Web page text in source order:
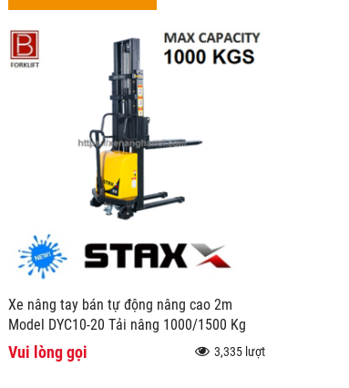
Xe nâng tay bán tự động nâng cao 2m
Model DYC10-20 Tải nâng 1000/1500 Kg
Vui lòng gọi 3,335 lượt